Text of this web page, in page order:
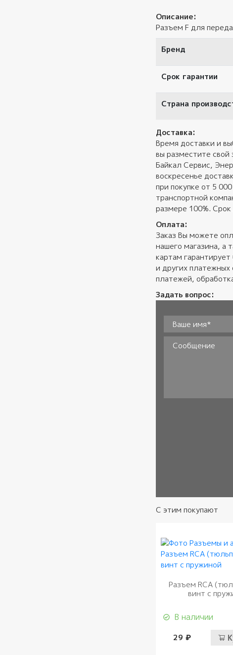
Описание:
Разъем F для
Бренд
Срок гарантии
Страна
Доставка:
Время доставки и
вы разместите
Байкал Сервис,
воскресенье
при покупке от 5
транспортной
размере 100%.
Оплата:
Заказ Вы можете
нашего магазина, а
картам
и других
платежей,
Задать вопрос:
Ваше имя**
С этим покупают
Разъем RCA
винт с
В наличии
29 ₽